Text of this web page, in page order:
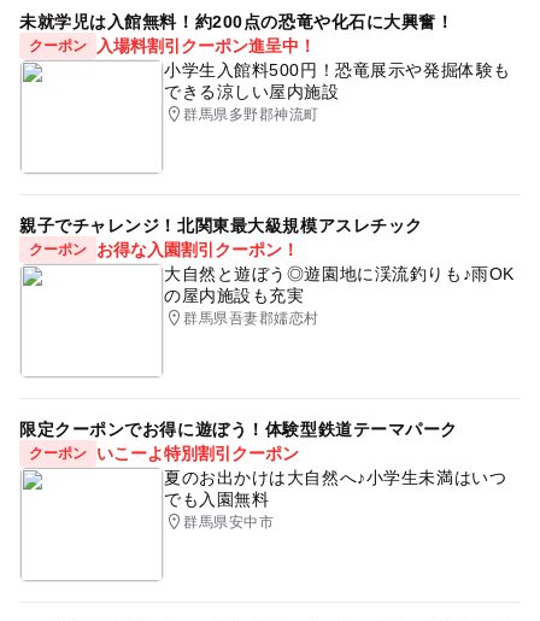
未就学児は入館無料！約200点の恐竜や化石に大興奮！
クーポン
入場料割引クーポン進呈中！
小学生入館料500円！恐竜展示や発掘体験も
できる涼しい屋内施設
群馬県多野郡神流町
親子でチャレンジ！北関東最大級規模アスレチック
クーポン
お得な入園割引クーポン！
大自然と遊ぼう◎遊園地に渓流釣りも♪雨OK
の屋内施設も充実
群馬県吾妻郡嬬恋村
限定クーポンでお得に遊ぼう！体験型鉄道テーマパーク
クーポン
いこーよ特別割引クーポン
夏のお出かけは大自然へ♪小学生未満はいつ
でも入園無料
群馬県安中市